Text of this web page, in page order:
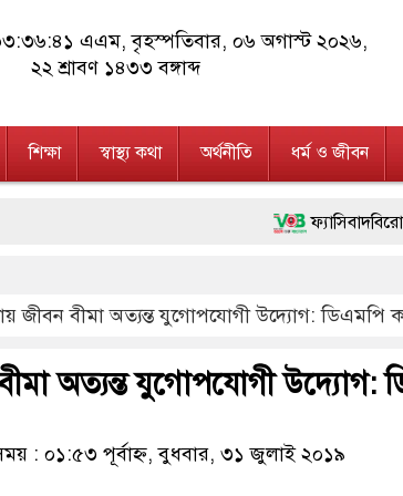
এএম, বৃহস্পতিবার, ০৬ অগাস্ট ২০২৬,
২২ শ্রাবণ ১৪৩৩ বঙ্গাব্দ
শিক্ষা স্বাস্থ্য কথা অর্থনীতি ধর্ম ও জীবন
ফ্যাসিবাদবিরোধী
জনগণ পরিবর্তন চেয়েছে
২৮ লাখ টাকার জাল
নেতৃত্ব ও গণতন্ত্রের
অবৈধ বিদেশি পিস্তল,
জীবন বীমা অত্যন্ত যুগোপযোগী উদ্যোগ: ডিএমপি
অত্যন্ত যুগোপযোগী উদ্যোগ:
: ০১:৫৩ পূর্বাহ্ন, বুধবার, ৩১ জুলাই ২০১৯